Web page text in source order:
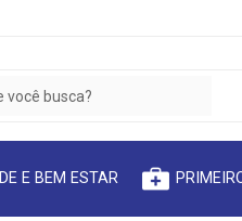
E BEM ESTAR